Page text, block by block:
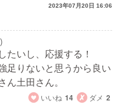
2023年07月20日 16:06
たいし、応援する！
足りないと思うから良い
ん土田さん。
いいね 14 ダメ 2